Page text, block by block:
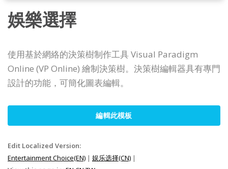
娛樂選擇
使用基於網絡的決策樹制作工具 Visual Paradigm
Online (VP Online) 繪制決策樹。決策樹編輯器具有專門
設計的功能，可簡化圖表編輯。
編輯此模板
Edit Localized Version:
Entertainment Choice(EN) | 娱乐选择(CN) |